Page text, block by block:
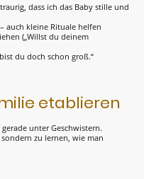
dass ich das Baby stille und
auch kleine Rituale helfen
(„Willst du deinem
du doch schon groß.“
etablieren
unter Geschwistern.
zu lernen, wie man